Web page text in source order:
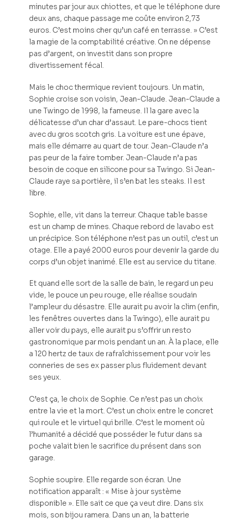
minutes par jour aux chiottes, et que le téléphone dure
deux ans, chaque passage me coûte environ 2,73
euros. C’est moins cher qu’un café en terrasse. » C’est
la magie de la comptabilité créative. On ne dépense
pas d’argent, on investit dans son propre
divertissement fécal.
Mais le choc thermique revient toujours. Un matin,
Sophie croise son voisin, Jean-Claude. Jean-Claude a
une Twingo de 1998, la fameuse. Il la gare avec la
délicatesse d’un char d’assaut. Le pare-chocs tient
avec du gros scotch gris. La voiture est une épave,
mais elle démarre au quart de tour. Jean-Claude n’a
pas peur de la faire tomber. Jean-Claude n’a pas
besoin de coque en silicone pour sa Twingo. Si Jean-
Claude raye sa portière, il s’en bat les steaks. Il est
libre.
Sophie, elle, vit dans la terreur. Chaque table basse
est un champ de mines. Chaque rebord de lavabo est
un précipice. Son téléphone n’est pas un outil, c’est un
otage. Elle a payé 2000 euros pour devenir la garde du
corps d’un objet inanimé. Elle est au service du titane.
Et quand elle sort de la salle de bain, le regard un peu
vide, le pouce un peu rouge, elle réalise soudain
l’ampleur du désastre. Elle aurait pu avoir la clim (enfin,
les fenêtres ouvertes dans la Twingo), elle aurait pu
aller voir du pays, elle aurait pu s’offrir un resto
gastronomique par mois pendant un an. À la place, elle
a 120 hertz de taux de rafraîchissement pour voir les
conneries de ses ex passer plus fluidement devant
ses yeux.
C’est ça, le choix de Sophie. Ce n’est pas un choix
entre la vie et la mort. C’est un choix entre le concret
qui roule et le virtuel qui brille. C’est le moment où
l’humanité a décidé que posséder le futur dans sa
poche valait bien le sacrifice du présent dans son
garage.
Sophie soupire. Elle regarde son écran. Une
notification apparaît : « Mise à jour système
disponible ». Elle sait ce que ça veut dire. Dans six
mois, son bijou ramera. Dans un an, la batterie